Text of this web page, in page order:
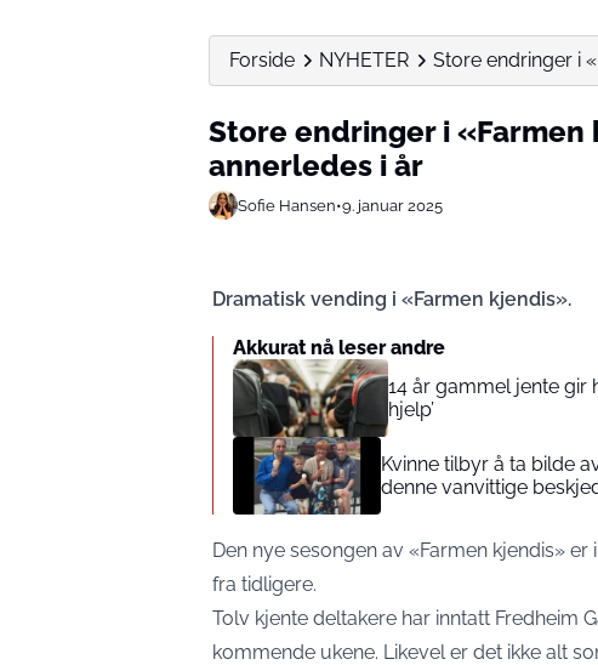
Forside NYHETER Store endringer i
Store endringer i «Farmen
annerledes i år
Sofie Hansen•9. januar 2025
Dramatisk vending i «Farmen kjendis».
Akkurat nå leser andre
14 år gammel jente gir
hjelp’
Kvinne tilbyr å ta bilde
denne vanvittige
Den nye sesongen av «Farmen kjendis»
fra tidligere.
Tolv kjente deltakere har inntatt Fredheim
kommende ukene. Likevel er det ikke alt